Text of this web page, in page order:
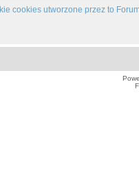
cookies utworzone przez to